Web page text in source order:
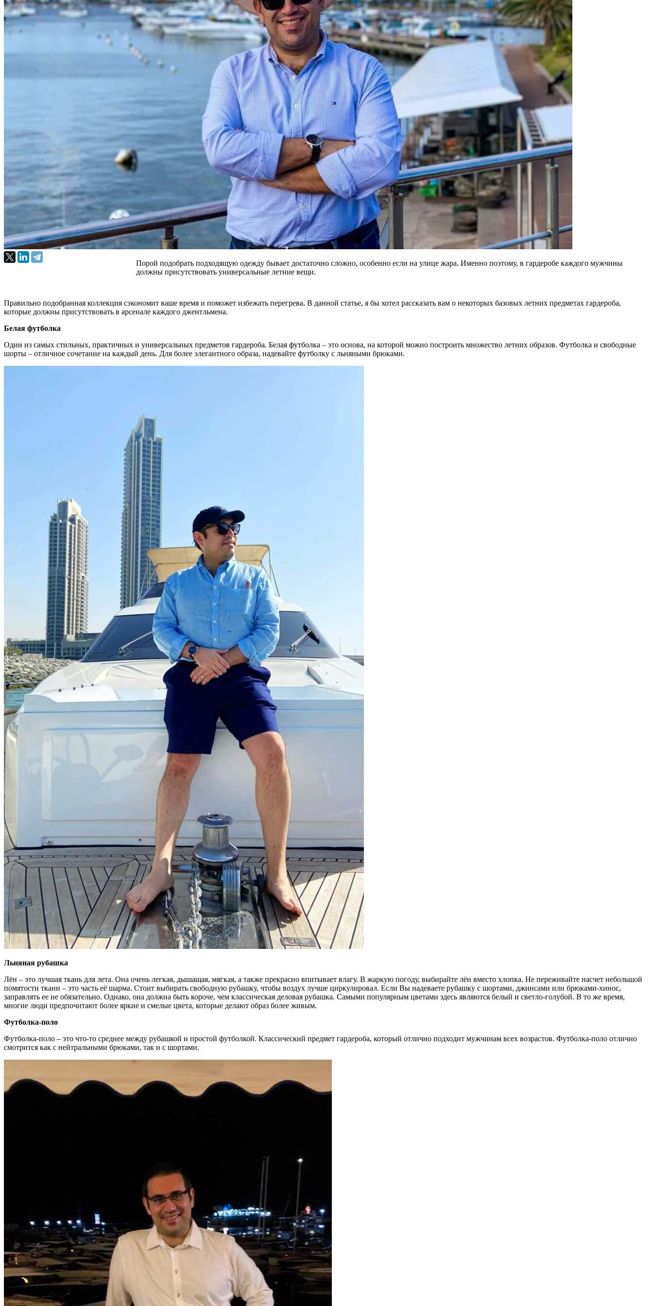
Порой подобрать подходящую одежду бывает достаточно сложно, особенно если на улице жара. Именно поэтому, в гардеробе каждого мужчины
должны присутствовать универсальные летние вещи.
Правильно подобранная коллекция сэкономит ваше время и поможет избежать перегрева. В данной статье, я бы хотел рассказать вам о некоторых базовых летних предметах гардероба,
которые должны присутствовать в арсенале каждого джентльмена.
Белая футболка
Один из самых стильных, практичных и универсальных предметов гардероба. Белая футболка – это основа, на которой можно построить множество летних образов. Футболка и свободные
шорты – отличное сочетание на каждый день. Для более элегантного образа, надевайте футболку с льняными брюками.
Льняная рубашка
Лён – это лучшая ткань для лета. Она очень легкая, дышащая, мягкая, а также прекрасно впитывает влагу. В жаркую погоду, выбирайте лён вместо хлопка. Не переживайте насчет небольшой
помятости ткани – это часть её шарма. Стоит выбирать свободную рубашку, чтобы воздух лучше циркулировал. Если Вы надеваете рубашку с шортами, джинсами или брюками-хинос,
заправлять ее не обязательно. Однако, она должна быть короче, чем классическая деловая рубашка. Самыми популярным цветами здесь являются белый и светло-голубой. В то же время,
многие люди предпочитают более яркие и смелые цвета, которые делают образ более живым.
Футболка-поло
Футболка-поло – это что-то среднее между рубашкой и простой футболкой. Классический предмет гардероба, который отлично подходит мужчинам всех возрастов. Футболка-поло отлично
смотрится как с нейтральными брюками, так и с шортами.